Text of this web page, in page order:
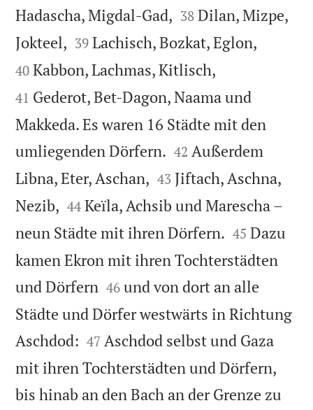
Hadascha, Migdal-Gad, 

38 Dilan, Mizpe,
Jokteel, 

39 Lachisch, Bozkat, Eglon,
40 Kabbon, Lachmas, Kitlisch,
41 Gederot, Bet-Dagon, Naama und
Makkeda. Es waren 16 Städte mit den
umliegenden Dörfern. 

42 Außerdem
Libna, Eter, Aschan, 

43 Jiftach, Aschna,
Nezib, 

44 Keïla, Achsib und Marescha –
neun Städte mit ihren Dörfern. 

45 Dazu
kamen Ekron mit ihren Tochterstädten
und Dörfern 

46 und von dort an alle
Städte und Dörfer westwärts in Richtung
Aschdod: 

47 Aschdod selbst und Gaza
mit ihren Tochterstädten und Dörfern,
bis hinab an den Bach an der Grenze zu